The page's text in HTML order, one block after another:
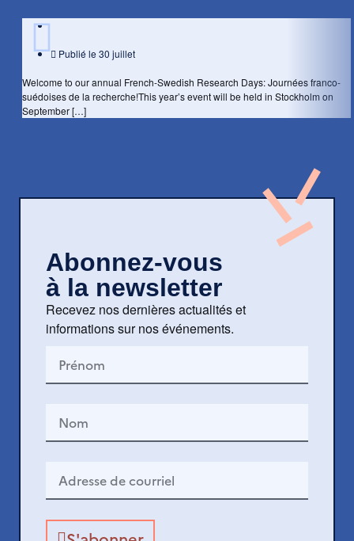
Publié le 30 juillet
Welcome to our annual French-Swedish Research Days: Journées franco-
suédoises de la recherche!This year’s event will be held in Stockholm on
September […]
Abonnez-vous
à la newsletter
Recevez nos dernières actualités et
informations sur nos événements.
de